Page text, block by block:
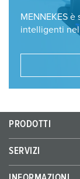
MENNEKES
intelligenti
PRODOTTI
SERVIZI